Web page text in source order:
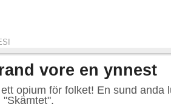
vore en ynnest
opium för folket! En sund anda
"Skämtet".